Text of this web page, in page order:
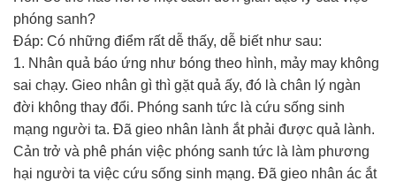
phóng sanh?
Đáp: Có những điểm rất dễ thấy, dễ biết như sau:
1. Nhân quả báo ứng như bóng theo hình, mảy may không
sai chạy. Gieo nhân gì thì gặt quả ấy, đó là chân lý ngàn
đời không thay đổi. Phóng sanh tức là cứu sống sinh
mạng người ta. Đã gieo nhân lành ắt phải được quả lành.
Cản trở và phê phán việc phóng sanh tức là làm phương
hại người ta việc cứu sống sinh mạng. Đã gieo nhân ác ắt